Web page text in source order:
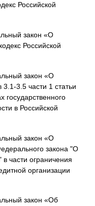
Российской
закон «О
Российской
закон «О
3.1-3.5 части 1 статьи
государственного
в Российской
закон «О
закона "О
в части ограничения
организации
закон «Об